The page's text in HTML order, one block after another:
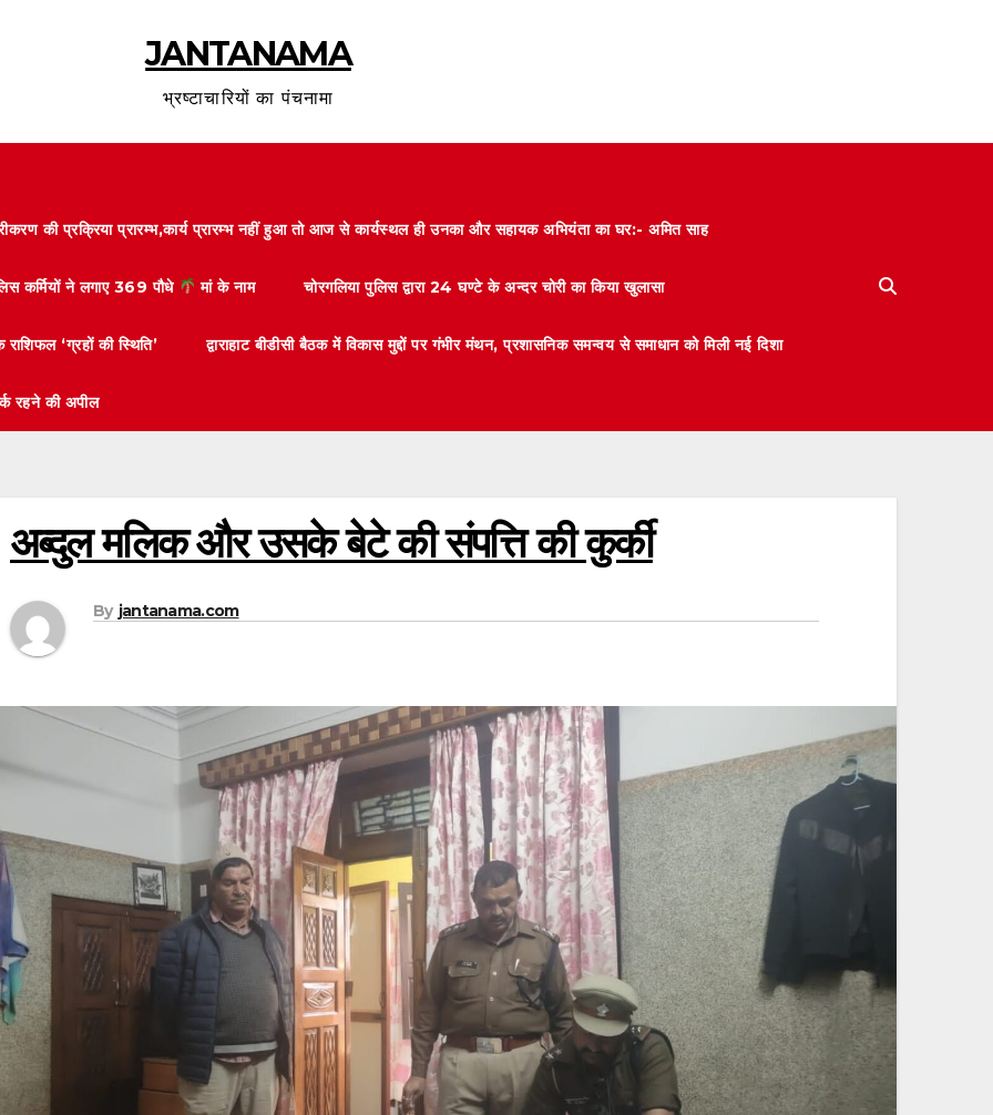
JANTANAMA
भ्रष्टाचारियों का पंचनामा
की प्रक्रिया प्रारम्भ,कार्य प्रारम्भ नहीं हुआ तो आज से कार्यस्थल ही उनका और सहायक अभियंता का घर:- अमित साह
कर्मियों ने लगाए 369 पौधे मां के नाम चोरगलिया पुलिस द्वारा 24 घण्टे के अन्दर चोरी का किया खुलासा
‘ग्रहों की स्थिति’ द्वाराहाट बीडीसी बैठक में विकास मुद्दों पर गंभीर मंथन, प्रशासनिक समन्वय से समाधान को मिली नई दिशा
रहने की अपील
अब्दुल मलिक और उसके बेटे की संपत्ति की कुर्की
By jantanama.com